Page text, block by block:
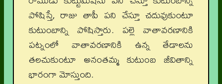
పోషిస్తే, రాజు తాపీ పని చేస్తూ చదువుకుంటూ
కుటుంబాన్ని పోషిస్తారు. పల్లె వాతావరణానికి
పట్నంలో వాతావరణానికి ఉన్న తేడాలను
తలచుకుంటూ అనంతమ్మ కుటుంబ జీవితాన్ని
భారంగా మోస్తుంది.